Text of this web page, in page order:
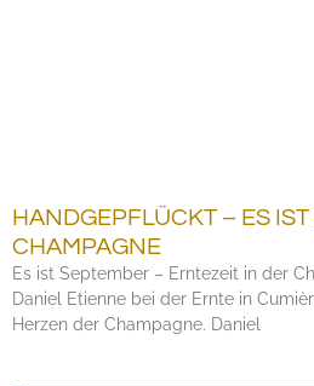
HANDGEPFLÜCKT – ES
CHAMPAGNE
Es ist September – Erntezeit in der
Daniel Etienne bei der Ernte in
Herzen der Champagne. Daniel